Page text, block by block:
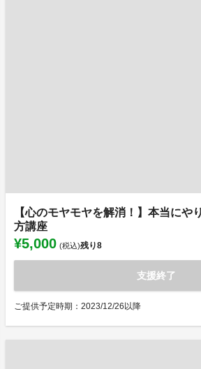
【心のモヤモヤを解消！】本当にや
方講座
¥5,000 (税込)残り8
支援終了
ご提供予定時期：2023/12/26以降